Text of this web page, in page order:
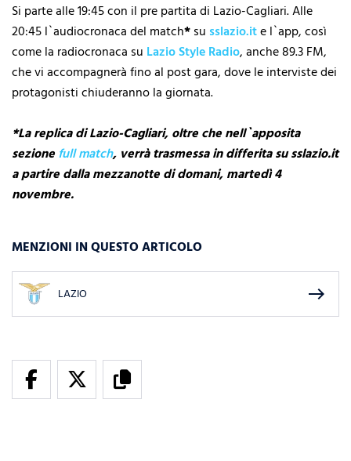
Si parte alle 19:45 con il pre partita di Lazio-Cagliari. Alle
20:45 l`audiocronaca del match*su sslazio.ite l`app, così
come la radiocronaca su Lazio Style Radio, anche 89.3 FM,
che vi accompagnerà fino al post gara, dove le interviste dei
protagonisti chiuderanno la giornata.
*La replica di Lazio-Cagliari, oltre che nell`apposita
sezionefull match, verrà trasmessa in differita su sslazio.it
a partire dalla mezzanotte di domani, martedì 4
novembre.
MENZIONI IN QUESTO ARTICOLO
LAZIO east